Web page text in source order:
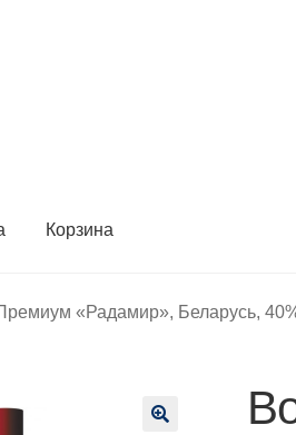
Корзина
«Радамир», Беларусь,